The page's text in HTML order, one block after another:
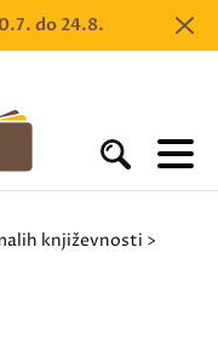
do 24.8.
književnosti >